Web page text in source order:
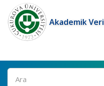
Akademik
Ara